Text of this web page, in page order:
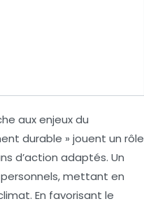
aux enjeux du
durable » jouent un rôle
d’action adaptés. Un
mettant en
. En favorisant le